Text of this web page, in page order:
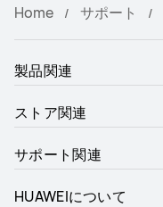
Home サポート
製品関連
ストア関連
サポート関連
HUAWEIについて